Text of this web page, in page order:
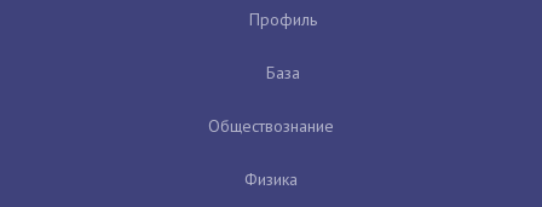
Профиль
База
Обществознание
Физика